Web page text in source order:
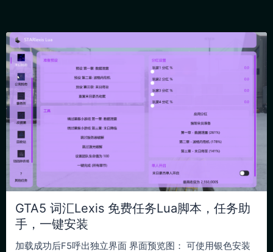
GTA5 词汇Lexis 免费任务Lua脚本，任务助
手，一键安装
加载成功后F5呼出独立界面 界面预览图： 可使用银色安装